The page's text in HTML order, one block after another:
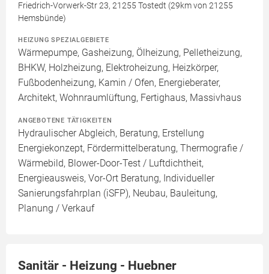
Friedrich-Vorwerk-Str 23, 21255 Tostedt (29km von 21255
Hemsbünde)
HEIZUNG SPEZIALGEBIETE
Wärmepumpe, Gasheizung, Ölheizung, Pelletheizung,
BHKW, Holzheizung, Elektroheizung, Heizkörper,
Fußbodenheizung, Kamin / Ofen, Energieberater,
Architekt, Wohnraumlüftung, Fertighaus, Massivhaus
ANGEBOTENE TÄTIGKEITEN
Hydraulischer Abgleich, Beratung, Erstellung
Energiekonzept, Fördermittelberatung, Thermografie /
Wärmebild, Blower-Door-Test / Luftdichtheit,
Energieausweis, Vor-Ort Beratung, Individueller
Sanierungsfahrplan (iSFP), Neubau, Bauleitung,
Planung / Verkauf
Sanitär - Heizung - Huebner